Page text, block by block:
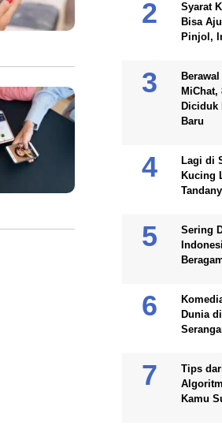
Syarat
Bisa
Pinjol,
MiChat,
Diciduk
Baru
Lagi di
Kucing
Sering
Dunia
Tips
Kamu